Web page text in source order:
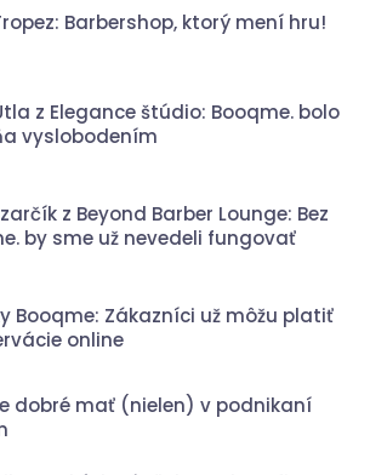
Barbershop, ktorý mení hru!
z Elegance štúdio: Booqme. bolo
vyslobodením
z Beyond Barber Lounge: Bez
by sme už nevedeli fungovať
Booqme: Zákazníci už môžu platiť
online
dobré mať (nielen) v podnikaní